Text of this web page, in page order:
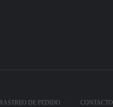
RASTREO DE PEDIDO CONTACTO